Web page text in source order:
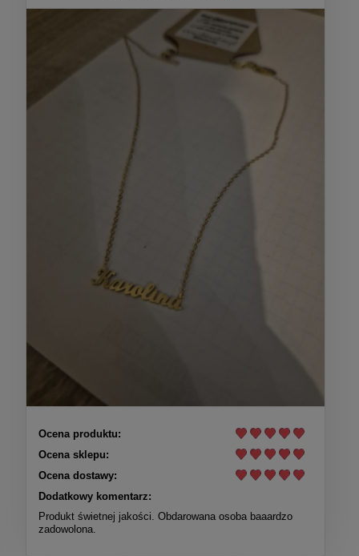
Ocena produktu:
Ocena sklepu:
Ocena dostawy:
Dodatkowy komentarz:
Produkt świetnej jakości. Obdarowana osoba baaardzo
zadowolona.